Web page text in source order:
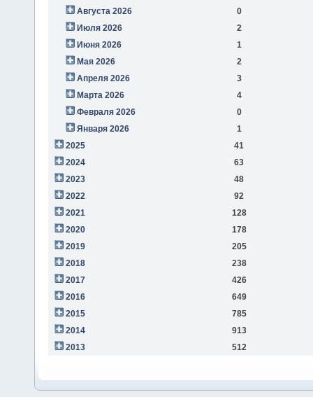
Августа 2026
0
Июля 2026
2
Июня 2026
1
Мая 2026
2
Апреля 2026
3
Марта 2026
4
Февраля 2026
0
Января 2026
1
2025
41
2024
63
2023
48
2022
92
2021
128
2020
178
2019
205
2018
238
2017
426
2016
649
2015
785
2014
913
2013
512